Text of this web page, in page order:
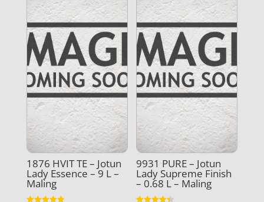
1876 HVIT TE – Jotun
Lady Essence – 9 L –
Maling
9931 PURE – Jotun
Lady Supreme Finish
– 0.68 L – Maling